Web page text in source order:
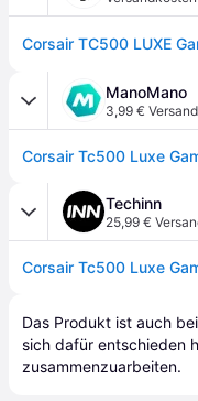
ManoMano
3,99 € Versand
Techinn
25,99 €
Corsair Tc500 Luxe
Das Produkt ist auch bei
sich dafür entschieden
zusammenzuarbeiten.